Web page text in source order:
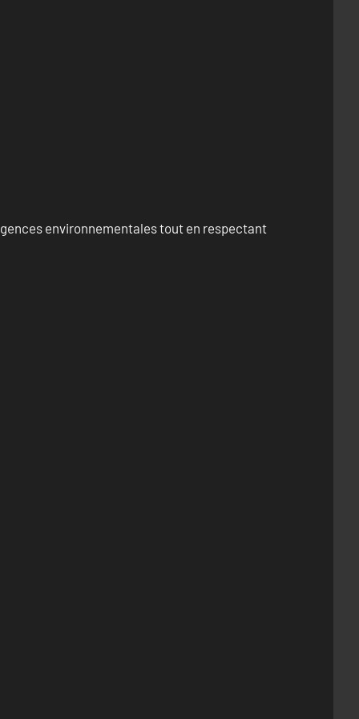
environnementales tout en respectant